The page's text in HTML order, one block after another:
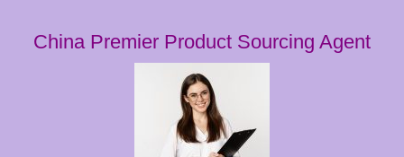
China Premier Product Sourcing Agent